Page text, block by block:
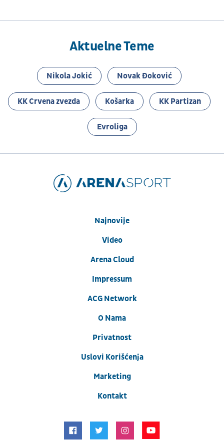
Aktuelne Teme
Nikola Jokić Novak Đoković
KK Crvena zvezda Košarka KK Partizan
Evroliga
Najnovije
Video
Arena Cloud
Impressum
ACG Network
O Nama
Privatnost
Uslovi Korišćenja
Marketing
Kontakt